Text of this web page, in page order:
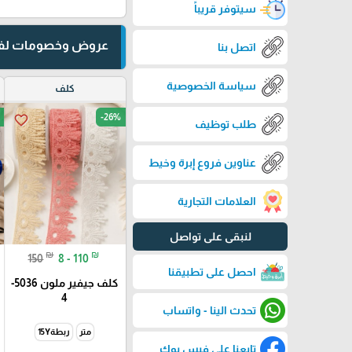
سيتوفر قريباً
اتصل بنا
سياسة الخصوصية
طلب توظيف
عناوين فروع إبرة وخيط
العلامات التجارية
لنبقى على تواصل
احصل على تطبيقنا
تحدث الينا - واتساب
تابعنا على فيس بوك
عروض وخصومات
كلف
favorite_border -26%
150 ₪ 8 - 110 ₪
كلف جيفير ملون 5036-
4
متر ربطة15Y